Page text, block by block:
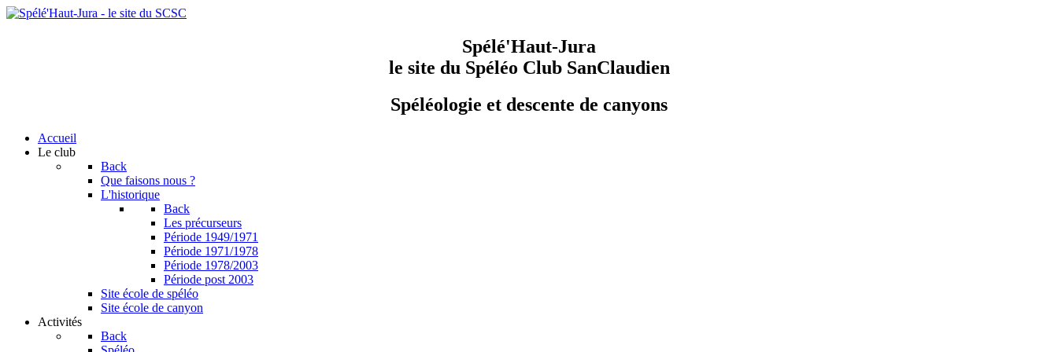
Spélé'Haut-Jura
le site du Spéléo Club SanClaudien
Spéléologie et descente de canyons
Accueil
Le club
Back
Que faisons nous ?
L'historique
Back
Les précurseurs
Période 1949/1971
Période 1971/1978
Période 1978/2003
Période post 2003
Site école de spéléo
Site école de canyon
Activités
Back